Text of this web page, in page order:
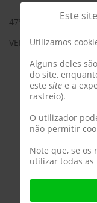
47º ANIVERSÁRIO
VEM FESTEJAR
Este
Utilizamos
Alguns deles
do site,
este site e a
rastreio).
O utilizador
não permitir
Note que, se os
utilizar todas